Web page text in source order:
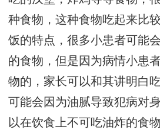
种食物，这种食物吃起来比
饭的特点，很多小患者可能
的食物，但是因为病情小患
物的，家长可以和其讲明白
可能会因为油腻导致犯病对
以在饮食上不可吃油炸的食物